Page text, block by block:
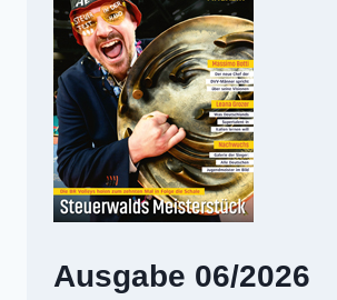
Ausgabe 06/2026